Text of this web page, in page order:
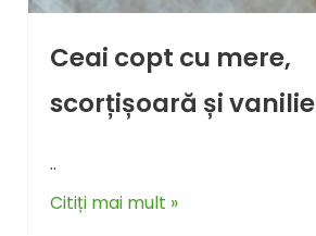
Ceai copt cu mere,
scorțișoară și vanilie
..
Citiți mai mult »